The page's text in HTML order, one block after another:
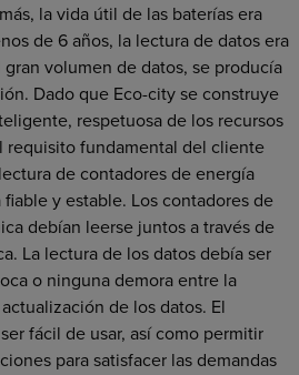
la vida útil de las baterías era
de 6 años, la lectura de datos era
volumen de datos, se producía
Dado que Eco-city se construye
respetuosa de los recursos
requisito fundamental del cliente
de contadores de energía
y estable. Los contadores de
debían leerse juntos a través de
La lectura de los datos debía ser
o ninguna demora entre la
de los datos. El
fácil de usar, así como permitir
para satisfacer las demandas